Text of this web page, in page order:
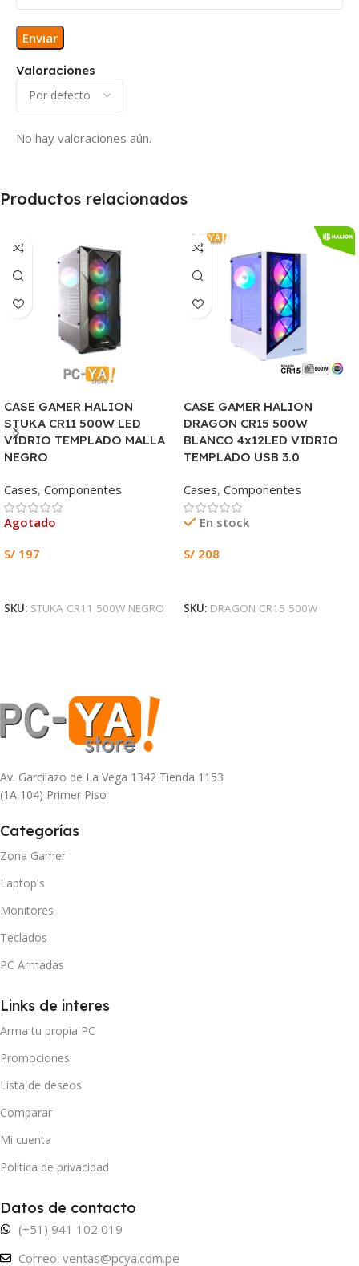
Valoraciones
No hay valoraciones aún.
Productos relacionados
CASE GAMER HALION
STUKA CR11 500W LED
VIDRIO TEMPLADO MALLA
NEGRO
Cases, Componentes
Agotado
S/ 197
SKU: STUKA CR11 500W NEGRO
CASE GAMER HALION
DRAGON CR15 500W
BLANCO 4x12LED VIDRIO
TEMPLADO USB 3.0
Cases, Componentes
En stock
S/ 208
SKU: DRAGON CR15 500W
Av. Garcilazo de La Vega 1342 Tienda 1153
(1A 104) Primer Piso
Categorías
Zona Gamer
Laptop's
Monitores
Teclados
PC Armadas
Links de interes
Arma tu propia PC
Promociones
Lista de deseos
Comparar
Mi cuenta
Política de privacidad
Datos de contacto
(+51) 941 102 019
Correo: ventas@pcya.com.pe